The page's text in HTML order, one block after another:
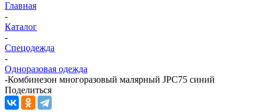
Главная
-
Каталог
-
Спецодежда
-
Одноразовая одежда
-Комбинезон многоразовый малярный JPC75 синий
Поделиться